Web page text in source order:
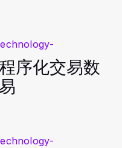
-
序化交易数
-